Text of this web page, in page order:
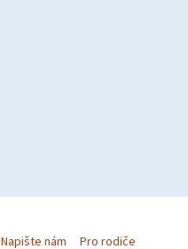
Napište nám Pro rodiče